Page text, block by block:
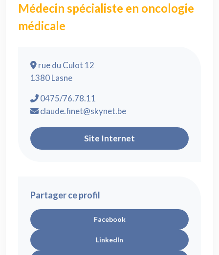
Médecin spécialiste en oncologie
médicale
rue du Culot 12
1380 Lasne
0475/76.78.11
claude.finet@skynet.be
Site Internet
Partager ce profil
Facebook
LinkedIn